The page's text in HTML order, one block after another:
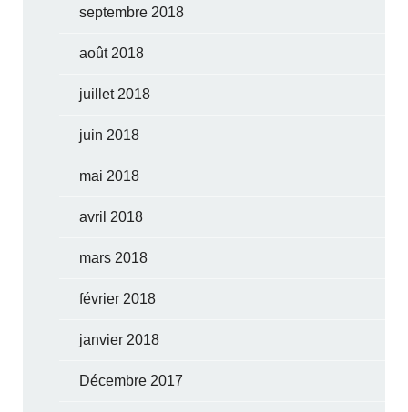
septembre 2018
août 2018
juillet 2018
juin 2018
mai 2018
avril 2018
mars 2018
février 2018
janvier 2018
Décembre 2017